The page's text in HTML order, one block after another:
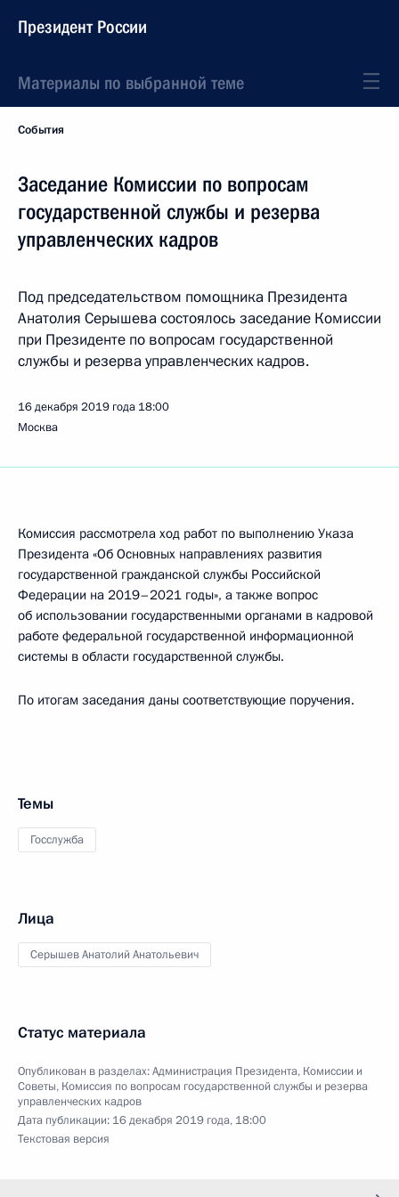
Президент России
Материалы по выбранной теме
События
Заседание Комиссии по вопросам
государственной службы и резерва
управленческих кадров
Под председательством помощника Президента
Анатолия Серышева состоялось заседание Комиссии
при Президенте по вопросам государственной
службы и резерва управленческих кадров.
16 декабря 2019 года 18:00
Москва
Комиссия рассмотрела ход работ по выполнению Указа
Президента «Об Основных направлениях развития
государственной гражданской службы Российской
Федерации на 2019–2021 годы», а также вопрос
об использовании государственными органами в кадровой
работе федеральной государственной информационной
системы в области государственной службы.
По итогам заседания даны соответствующие поручения.
Темы
Госслужба
Лица
Серышев Анатолий Анатольевич
Статус материала
Опубликован в разделах:Администрация Президента, Комиссии и
Советы, Комиссия по вопросам государственной службы и резерва
управленческих кадров
Дата публикации: 16 декабря 2019 года, 18:00
Текстовая версия